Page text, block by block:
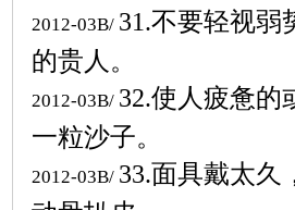
2012-03B/ 31.不要轻视弱
的贵人。
2012-03B/ 32.使人疲惫的
一粒沙子。
2012-03B/ 33.面具戴太久